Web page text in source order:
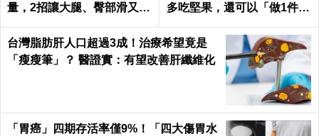
量，2招讓大腿、臀部滑又嫩
多吃堅果，還可以「做1件
台灣脂肪肝人口超過3成！治療希望竟是
「瘦瘦筆」？ 醫證實：有望改善肝纖維化
「胃癌」四期存活率僅9%！「四大傷胃水